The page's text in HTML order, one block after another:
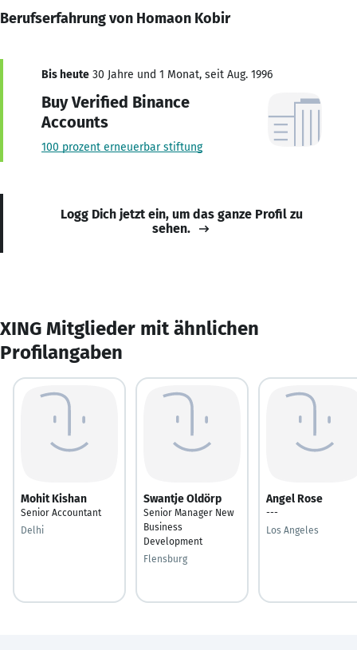
Berufserfahrung von Homaon Kobir
Bis heute 30 Jahre und 1 Monat, seit Aug. 1996
Buy Verified Binance
Accounts
100 prozent erneuerbar stiftung
Logg Dich jetzt ein, um das ganze Profil zu
sehen.
XING Mitglieder mit ähnlichen
Profilangaben
Mohit Kishan
Senior Accountant
Delhi
Swantje Oldörp
Senior Manager New
Business
Development
Flensburg
Angel Rose
---
Los Angeles